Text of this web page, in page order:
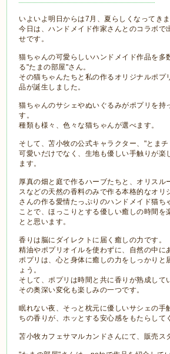
いよいよ明日からは7月、夏らしくなってきま
今日は、ハンドメイド作家さんとのコラボで
せです。
猫ちゃんの可愛らしいハンドメイド作品を多
る"たまの部屋"さん。
その猫ちゃんたちと私の作るオリジナルポプ
品が誕生しました。
猫ちゃんのサシェやぬいぐるみがポプリを持
す。
種類も様々、色々な猫ちゃんが選べます。
そして、苫小牧の公式キャラクター、"とまチ
可愛いだけでなく、生地も優しい手触りが楽
ます。
厚真の畑と庭で作るハーブたちと、オリスル
スなどの天然の香料のみで作る本格的なオリ
さんの作る愛情たっぷりのハンドメイド猫ち
ことで、ほっこりとする優しい癒しの時間を
とと思います。
香りは脳にダイレクトに届く癒しの力です。
精油やポプリオイルを使わずに、自然の中に
ポプリは、心と身体に癒しの力をしっかりと
ょう。
そして、ポプリは時間と共に香りが熟成して
その奥深い変化も楽しみの一つです。
眠れない夜、そっと枕元に優しいサシェの手
ちの香りが、ホッとする安心感をもたらして
苫小牧カフェサマルカンドさんにて、販売ス